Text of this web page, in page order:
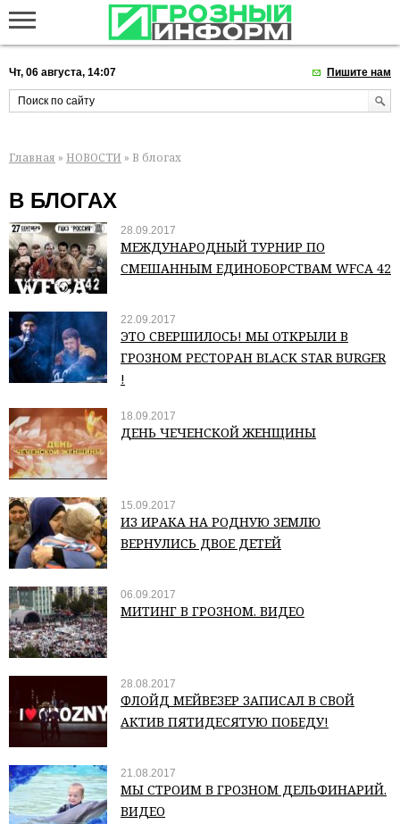
Чт, 06 августа, 14:07 Пишите нам
Главная » НОВОСТИ » В блогах
В БЛОГАХ
28.09.2017
МЕЖДУНАРОДНЫЙ ТУРНИР ПО
СМЕШАННЫМ ЕДИНОБОРСТВАМ WFCA 42
22.09.2017
ЭТО СВЕРШИЛОСЬ! МЫ ОТКРЫЛИ В
ГРОЗНОМ РЕСТОРАН BLACK STAR BURGER
!
18.09.2017
ДЕНЬ ЧЕЧЕНСКОЙ ЖЕНЩИНЫ
15.09.2017
ИЗ ИРАКА НА РОДНУЮ ЗЕМЛЮ
ВЕРНУЛИСЬ ДВОЕ ДЕТЕЙ
06.09.2017
МИТИНГ В ГРОЗНОМ. ВИДЕО
28.08.2017
ФЛОЙД МЕЙВЕЗЕР ЗАПИСАЛ В СВОЙ
АКТИВ ПЯТИДЕСЯТУЮ ПОБЕДУ!
21.08.2017
МЫ СТРОИМ В ГРОЗНОМ ДЕЛЬФИНАРИЙ.
ВИДЕО